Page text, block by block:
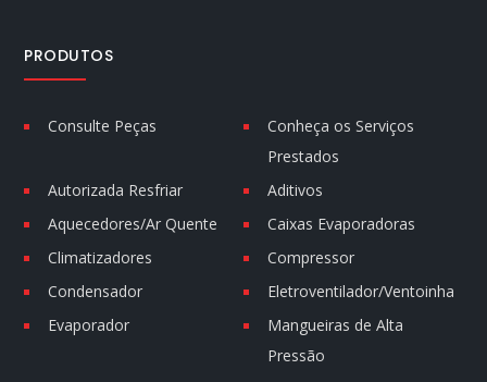
PRODUTOS
Consulte Peças
Conheça os Serviços
Prestados
Autorizada Resfriar
Aditivos
Aquecedores/Ar Quente
Caixas Evaporadoras
Climatizadores
Compressor
Condensador
Eletroventilador/Ventoinha
Evaporador
Mangueiras de Alta
Pressão